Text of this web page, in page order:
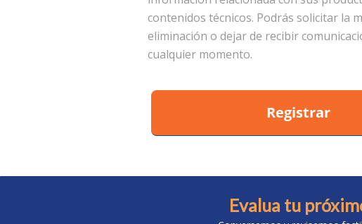
Evalua tu
contenidos técnicos. Podrás solicitar la
eliminación o dejar de recibir
cualquier momento.
Registrar